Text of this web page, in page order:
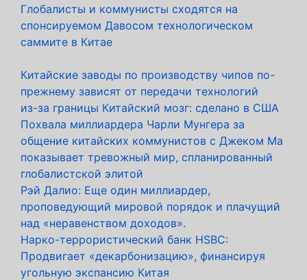
Глобалисты и коммунисты сходятся на
спонсируемом Давосом технологическом
саммите в Китае
Китайские заводы по производству чипов по-
прежнему зависят от передачи технологий
из-за границы Китайский мозг: сделано в США
Похвала миллиардера Чарли Мунгера за
общение китайских коммунистов с Джеком Ма
показывает тревожный мир, спланированный
глобалистской элитой
Рэй Далио: Еще один миллиардер,
проповедующий мировой порядок и плачущий
над «неравенством доходов».
Нарко-террористический банк HSBC:
Продвигает «декарбонизацию», финансируя
угольную экспансию Китая